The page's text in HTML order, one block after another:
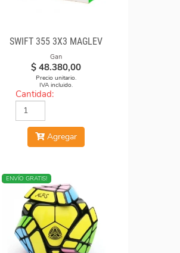
SWIFT 355 3X3 MAGLEV
Gan
$ 48.380,00
Precio unitario.
IVA incluido.
Cantidad:
Agregar
NUEVO
ENVÍO GRATIS!